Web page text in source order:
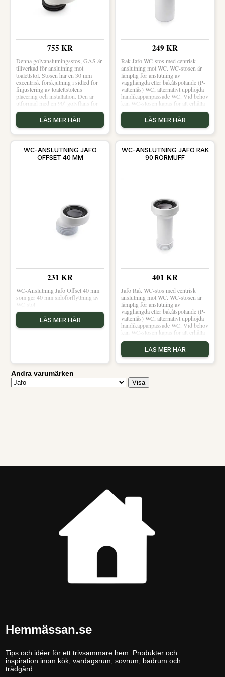
755 KR
Denna golvanslutningsstos, GAS är
tillverkad för anslutning mot
toalettstol. Stosen har en 30 mm
excentrisk förskjutning i sidled för
finjustering av toalettstolens
placering och installation. Den är
utformad med en 90˚ golvfläns för
en säker anslutning mot samtliga
typer av tätskikt i våtrum. Stosen
skall enligt branschregler vara
fixerad. Om WC stosen är ruckbar
levereras med ett luktstopp som
avlägsnas strax innan WC-stol
LÄS MER HÄR
249 KR
Rak Jafo WC-stos med centrisk
anslutning mot WC. WC-stosen är
lämplig för anslutning av
vägghängda eller bakåtspolande (P-
vattenlås) WC, alternativt upphöjda
handikappanpassade WC. Vid behov
kan WC-stosen kapas för att erhålla
önskad längd. Anslutning: 110-muff.
LÄS MER HÄR
WC-ANSLUTNING JAFO
OFFSET 40 MM
231 KR
WC-Anslutning Jafo Offset 40 mm
som ger 40 mm sidoförflyttning av
WC stol.
LÄS MER HÄR
WC-ANSLUTNING JAFO RAK
90 RÖRMUFF
401 KR
Jafo Rak WC-stos med centrisk
anslutning mot WC. WC-stosen är
lämplig för anslutning av
vägghängda eller bakåtspolande (P-
vattenlås) WC, alternativt upphöjda
handikappanpassade WC. Vid behov
kan WC-stosen kapas för att erhålla
önskad längd.
LÄS MER HÄR
Andra varumärken
Hemmässan.se
Tips och idéer för ett trivsammare hem. Produkter och
inspiration inom kök ,vardagsrum ,sovrum badrum och
trädgård